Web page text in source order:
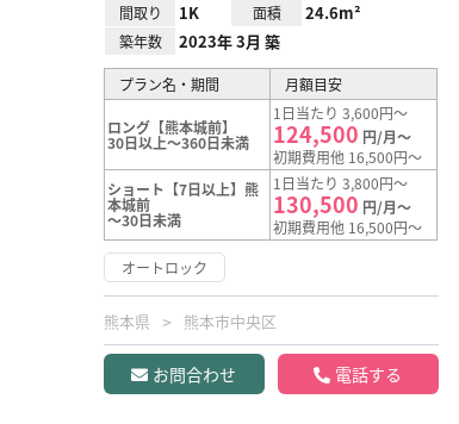
間取り 1K 面積 24.6m²
築年数 2023年 3月 築
プラン名・期間 月額目安
ロング【熊本城前】
30日以上～360日未満
1日当たり 3,600円～
124,500 円/月～
初期費用他 16,500円～
ショート【7日以上】熊
本城前
～30日未満
1日当たり 3,800円～
130,500 円/月～
初期費用他 16,500円～
オートロック
熊本県 熊本市中央区
お問合わせ 電話する